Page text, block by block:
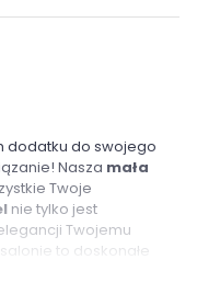
dodatku do swojego
Nasza mała
Twoje
nie tylko jest
Twojemu
to doskonałe
do